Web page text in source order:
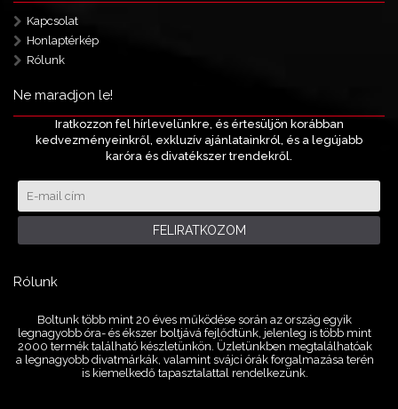
Kapcsolat
Honlaptérkép
Rólunk
Ne maradjon le!
Iratkozzon fel hírlevelünkre, és értesüljön korábban
kedvezményeinkről, exkluzív ajánlatainkról, és a legújabb
karóra és divatékszer trendekről.
FELIRATKOZOM
Rólunk
Boltunk több mint 20 éves működése során az ország egyik
legnagyobb óra- és ékszer boltjává fejlődtünk, jelenleg is több mint
2000 termék található készletünkön. Üzletünkben megtalálhatóak
a legnagyobb divatmárkák, valamint svájci órák forgalmazása terén
is kiemelkedő tapasztalattal rendelkezünk.